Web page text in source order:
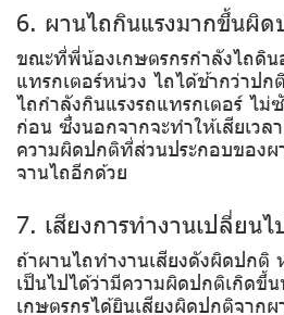
6. ผานไถกินแรงมากขึ้นผิด
ขณะที่พี่น้องเกษตรกรกำลังไถดิน
แทรกเตอร์หน่วง ไถได้ช้ากว่าปก
ไถกำลังกินแรงรถแทรกเตอร์ ไม่
ก่อน ซึ่งนอกจากจะทำให้เสียเวล
ความผิดปกติที่ส่วนประกอบของผ
จานไถอีกด้วย
7. เสียงการทำงานเปลี่ยนไ
ถ้าผานไถทำงานเสียงดังผิดปกติ
เป็นไปได้ว่ามีความผิดปกติเกิดขึ้
เกษตรกรได้ยินเสียงผิดปกติจาก